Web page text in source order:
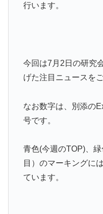
行います。
今回は7月2日の研究
げた注目ニュースを
なお数字は、別添の
号です。
青色(今週のTOP)、
目）のマーキングに
ています。